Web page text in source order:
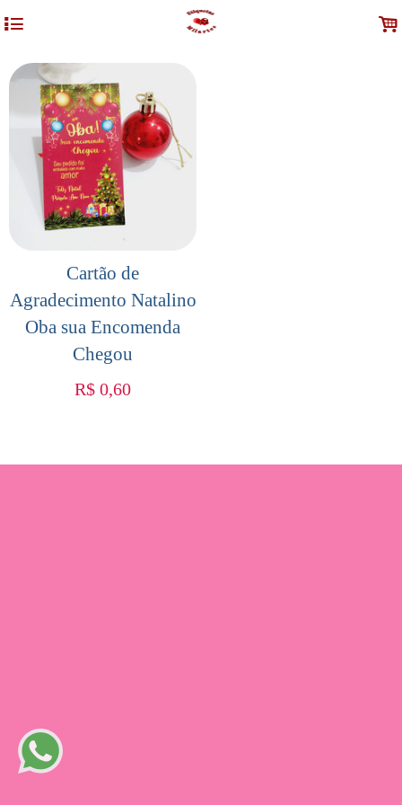
4 .
Cartão de
Agradecimento Natalino
Oba sua Encomenda
Chegou
R$ 0,60